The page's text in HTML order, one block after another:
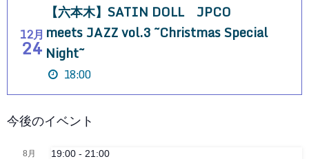
12月
24
【六本木】SATIN DOLL JPCO
meets JAZZ vol.3 ~Christmas Special
Night~
18:00
今後のイベント
8月 19:00 - 21:00